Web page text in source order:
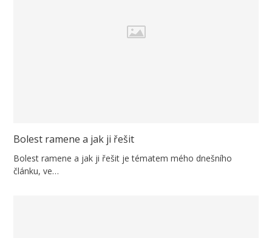
Bolest ramene a jak ji řešit
Bolest ramene a jak ji řešit je tématem mého dnešního
článku, ve…